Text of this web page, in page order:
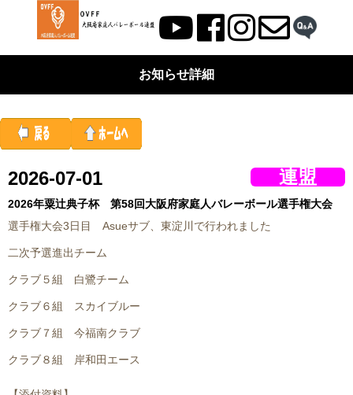
お知らせ詳細
2026-07-01 連盟
2026年粟辻典子杯 第58回大阪府家庭人バレーボール選手権大会
選手権大会3日目 Asueサブ、東淀川で行われました
二次予選進出チーム
クラブ５組 白鷺チーム
クラブ６組 スカイブルー
クラブ７組 今福南クラブ
クラブ８組 岸和田エース